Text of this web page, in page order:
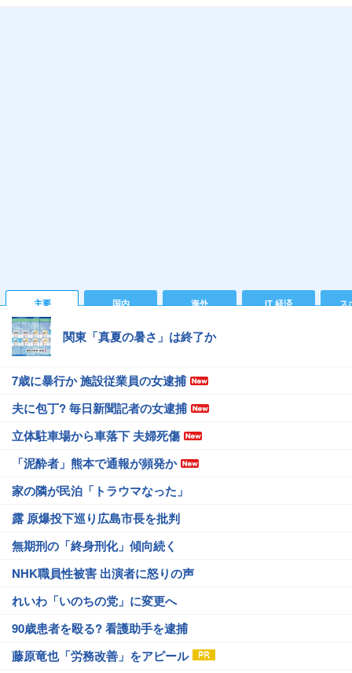
主要 国内 海外 IT 経済 ス
関東「真夏の暑さ」は終了か
7歳に暴行か 施設従業員の女逮捕
夫に包丁? 毎日新聞記者の女逮捕
立体駐車場から車落下 夫婦死傷
「泥酔者」熊本で通報が頻発か
家の隣が民泊「トラウマなった」
露 原爆投下巡り広島市長を批判
無期刑の「終身刑化」傾向続く
NHK職員性被害 出演者に怒りの声
れいわ「いのちの党」に変更へ
90歳患者を殴る? 看護助手を逮捕
藤原竜也「労務改善」をアピール